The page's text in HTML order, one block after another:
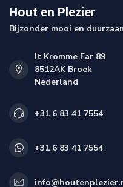
Hout en Plezier
Bijzonder mooi en
It Kromme Far 89
8512AK Broek
Nederland
+31 6 83 41 7554
+31 6 83 41 7554